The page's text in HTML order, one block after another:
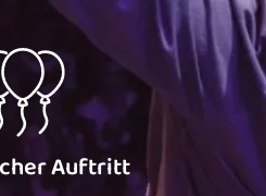
Auftritt